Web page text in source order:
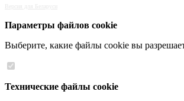
Версия для Беларуси
Параметры файлов cookie
Выберите, какие файлы cookie вы
Технические файлы cookie